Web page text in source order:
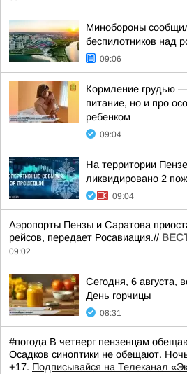
Минобороны
беспилотников над
09:06
Кормление грудью
питание, но и про
ребенком
09:04
На территории
ликвидировано 2
09:04
Аэропорты Пензы и Саратова
рейсов, передает Росавиация.//
09:02
Сегодня, 6 августа,
День горчицы
08:31
#погода В четверг пензенцам
Осадков синоптики не обещают.
+17. Подписывайся на Телеканал